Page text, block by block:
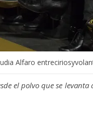
Alfaro
el polvo que se